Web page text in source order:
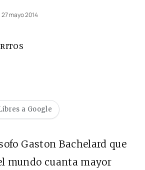
27 mayo 2014
a Google
Gaston Bachelard que
mundo cuanta mayor